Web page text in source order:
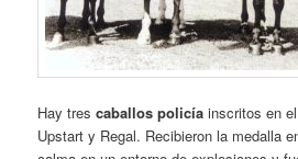
Hay trescaballos policía inscritos en
Upstart y Regal. Recibieron la medalla